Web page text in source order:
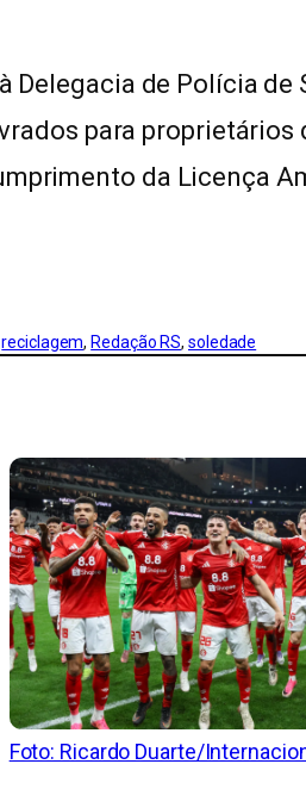
Delegacia de Polícia de
para proprietários
da Licença
reciclagem, Redação RS, soledade
Foto: Ricardo Duarte/